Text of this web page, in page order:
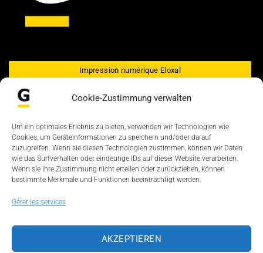
Cookie-Zustimmung verwalten
Um ein optimales Erlebnis zu bieten, verwenden wir Technologien wie
Cookies, um Geräteinformationen zu speichern und/oder darauf
zuzugreifen. Wenn sie diesen Technologien zustimmen, können wir Daten
wie das Surfverhalten oder eindeutige IDs auf dieser Website verarbeiten.
Wenn sie ihre Zustimmung nicht erteilen oder zurückziehen, können
bestimmte Merkmale und Funktionen beeinträchtigt werden.
Gérer les services
AKZEPTIEREN
Impression numérique Eloxal
Sérigraphie GEDALU Eloxal
Machines
Plaques de gravure Laserstar
Plaques en laiton Korundal
Tirage photo GEDAKOP Eloxal